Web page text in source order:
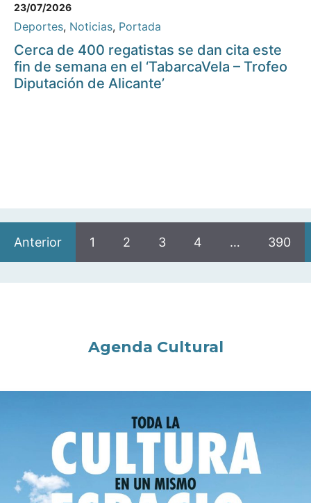
23/07/2026
Deportes, Noticias, Portada
Cerca de 400 regatistas se dan cita este
fin de semana en el ‘TabarcaVela – Trofeo
Diputación de Alicante’
Anterior 1 2 3 4 … 390
Agenda Cultural